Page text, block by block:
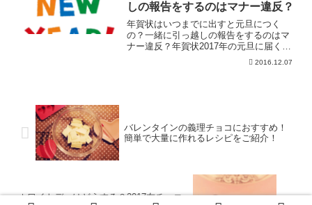
しの報告をするのはマナー違反？
年賀状はいつまでに出すと元旦につく
の？一緒に引っ越しの報告をするのはマ
ナー違反？年賀状2017年の元旦に届くに
はいつからいつまでにだせばいいの？日
本郵便では、12月15日の年賀状受け付け
2016.12.07
バレンタインの義理チョコにおすすめ！
簡単で大量に作れるレシピをご紹介！
ホワイトデーはどうする？2017友チョコ